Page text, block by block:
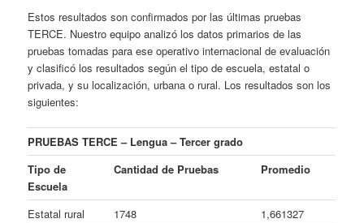
Estos resultados son confirmados por las últimas pruebas
TERCE. Nuestro equipo analizó los datos primarios de las
pruebas tomadas para ese operativo internacional de evaluación
y clasificó los resultados según el tipo de escuela, estatal o
privada, y su localización, urbana o rural. Los resultados son los
siguientes:
PRUEBAS TERCE – Lengua – Tercer grado
Tipo de
Escuela
Cantidad de Pruebas Promedio
Estatal rural 1748
1,661327